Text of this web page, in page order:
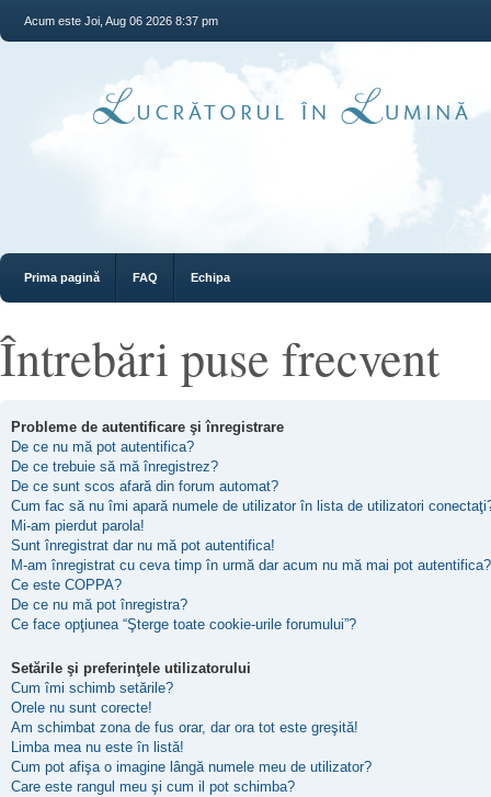
Acum este Joi, Aug 06 2026 8:37 pm
Prima pagină FAQ Echipa
Întrebări puse frecvent
Probleme de autentificare şi înregistrare
De ce nu mă pot autentifica?
De ce trebuie să mă înregistrez?
De ce sunt scos afară din forum automat?
Cum fac să nu îmi apară numele de utilizator în lista de utilizatori
Mi-am pierdut parola!
Sunt înregistrat dar nu mă pot autentifica!
M-am înregistrat cu ceva timp în urmă dar acum nu mă mai pot
Ce este COPPA?
De ce nu mă pot înregistra?
Ce face opţiunea “Şterge toate cookie-urile forumului”?
Setările şi preferinţele utilizatorului
Cum îmi schimb setările?
Orele nu sunt corecte!
Am schimbat zona de fus orar, dar ora tot este greşită!
Limba mea nu este în listă!
Cum pot afişa o imagine lângă numele meu de utilizator?
Care este rangul meu şi cum il pot schimba?